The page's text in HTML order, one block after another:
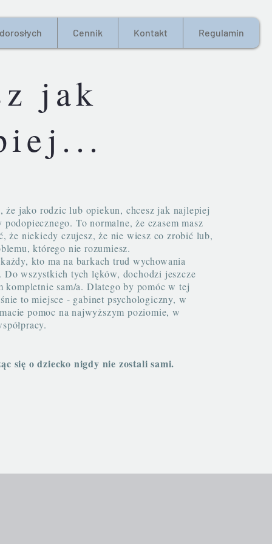
Cennik Kontakt Regulamin
jak
jako rodzic lub opiekun, chcesz jak najlepiej
To normalne, że czasem masz
że niekiedy czujesz, że nie wiesz co zrobić lub,
którego nie rozumiesz.
kto ma na barkach trud wychowania
Do wszystkich tych lęków, dochodzi jeszcze
kompletnie sam/a. Dlatego by pomóc w tej
to miejsce - gabinet psychologiczny, w
pomoc na najwyższym poziomie, w
się o dziecko nigdy nie zostali sami.